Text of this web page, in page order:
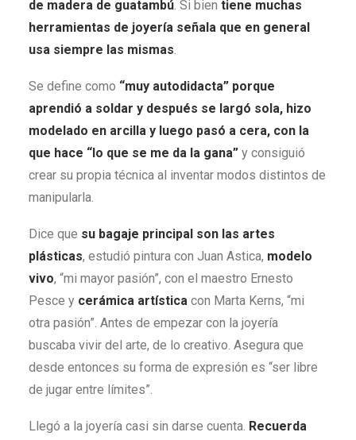
de madera de guatambú. Si bien tiene muchas
herramientas de joyería señala que en general
usa siempre las mismas.
Se define como “muy autodidacta” porque
aprendió a soldar y después se largó sola, hizo
modelado en arcilla y luego pasó a cera, con la
que hace “lo que se me da la gana” y consiguió
crear su propia técnica al inventar modos distintos de
manipularla.
Dice que su bagaje principal son las artes
plásticas, estudió pintura con Juan Astica, modelo
vivo, “mi mayor pasión”, con el maestro Ernesto
Pesce y cerámica artística con Marta Kerns, “mi
otra pasión”. Antes de empezar con la joyería
buscaba vivir del arte, de lo creativo. Asegura que
desde entonces su forma de expresión es “ser libre
de jugar entre límites”.
Llegó a la joyería casi sin darse cuenta. Recuerda